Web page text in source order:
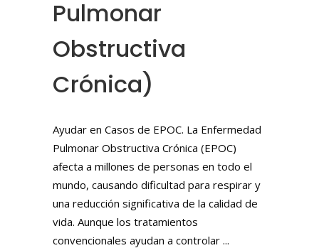
Pulmonar
Obstructiva
Crónica)
Ayudar en Casos de EPOC. La Enfermedad
Pulmonar Obstructiva Crónica (EPOC)
afecta a millones de personas en todo el
mundo, causando dificultad para respirar y
una reducción significativa de la calidad de
vida. Aunque los tratamientos
convencionales ayudan a controlar